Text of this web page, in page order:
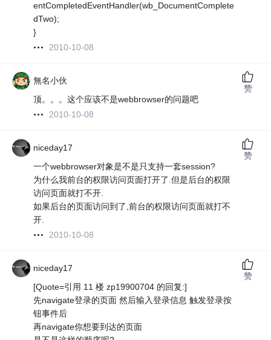
entCompletedEventHandler(wb_DocumentComplete
dTwo);
}
2010-10-08
無名小伙
顶。。。这个应该不是webbrowser的问题吧
2010-10-08
赞
niceday17
一个webbrowser对象是不是只支持一套session?
为什么我前台的权限访问页面打开了.但是后台的权限
访问页面就打不开.
如果后台的页面访问到了,前台的权限访问页面就打不
开.
2010-10-08
赞
niceday17
[Quote=引用 11 楼 zp19900704 的回复:]
先navigate登录的页面 然后输入登录信息 触发登录按
钮事件后
再navigate你想要到达的页面
赞